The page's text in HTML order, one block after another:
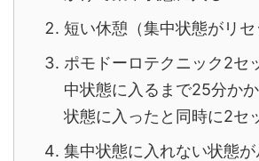
短い休憩（集中状態がリセ
ポモドーロテクニック2セ
中状態に入るまで25分か
状態に入ったと同時に2セ
集中状態に入れない状態が